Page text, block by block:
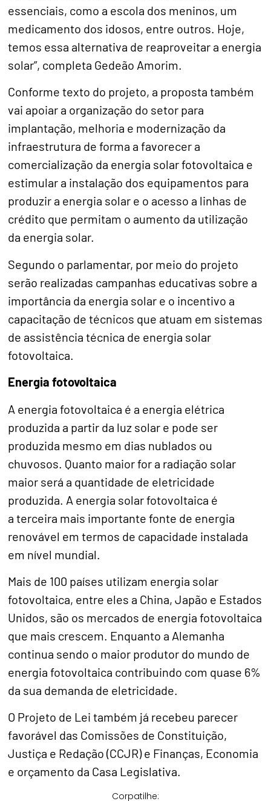
essenciais, como a escola dos meninos, um
medicamento dos idosos, entre outros. Hoje,
temos essa alternativa de reaproveitar a energia
solar”, completa Gedeão Amorim.
Conforme texto do projeto, a proposta também
vai apoiar a organização do setor para
implantação, melhoria e modernização da
infraestrutura de forma a favorecer a
comercialização da energia solar fotovoltaica e
estimular a instalação dos equipamentos para
produzir a energia solar e o acesso a linhas de
crédito que permitam o aumento da utilização
da energia solar.
Segundo o parlamentar, por meio do projeto
serão realizadas campanhas educativas sobre a
importância da energia solar e o incentivo a
capacitação de técnicos que atuam em sistemas
de assistência técnica de energia solar
fotovoltaica.
Energia fotovoltaica
A energia fotovoltaica é a energia elétrica
produzida a partir da luz solar e pode ser
produzida mesmo em dias nublados ou
chuvosos. Quanto maior for a radiação solar
maior será a quantidade de eletricidade
produzida. A energia solar fotovoltaica é
a terceira mais importante fonte de energia
renovável em termos de capacidade instalada
em nível mundial.
Mais de 100 países utilizam energia solar
fotovoltaica, entre eles a China, Japão e Estados
Unidos, são os mercados de energia fotovoltaica
que mais crescem. Enquanto a Alemanha
continua sendo o maior produtor do mundo de
energia fotovoltaica contribuindo com quase 6%
da sua demanda de eletricidade.
O Projeto de Lei também já recebeu parecer
favorável das Comissões de Constituição,
Justiça e Redação (CCJR) e Finanças, Economia
e orçamento da Casa Legislativa.
Corpatilhe: